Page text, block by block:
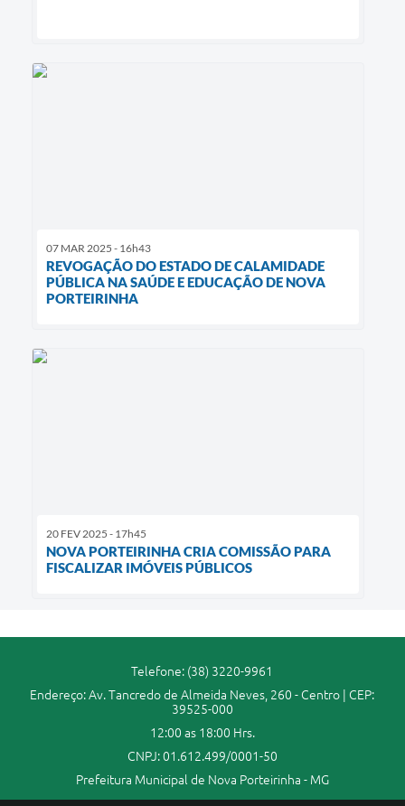
07 MAR 2025 - 16h43
REVOGAÇÃO DO ESTADO DE CALAMIDADE
PÚBLICA NA SAÚDE E EDUCAÇÃO DE NOVA
PORTEIRINHA
20 FEV 2025 - 17h45
NOVA PORTEIRINHA CRIA COMISSÃO PARA
FISCALIZAR IMÓVEIS PÚBLICOS
Telefone: (38) 3220-9961
Endereço: Av. Tancredo de Almeida Neves, 260 - Centro | CEP:
39525-000
12:00 as 18:00 Hrs.
CNPJ: 01.612.499/0001-50
Prefeitura Municipal de Nova Porteirinha - MG